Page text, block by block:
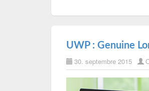
UWP : Genuine
30. septembre 2015